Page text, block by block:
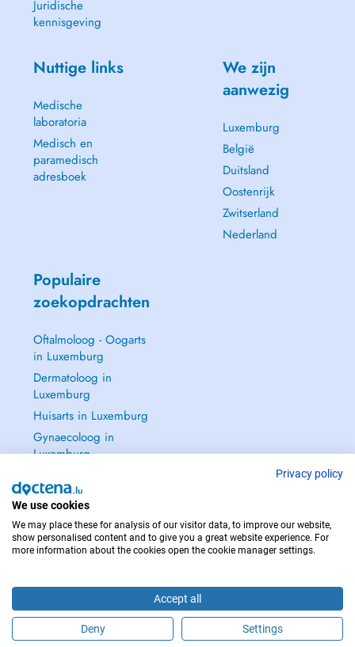
Maak online een afspraak
Juridische
kennisgeving
Nuttige links
Medische
laboratoria
Medisch en
paramedisch
adresboek
We zijn
aanwezig
Luxemburg
België
Duitsland
Oostenrijk
Zwitserland
Nederland
Populaire
zoekopdrachten
Oftalmoloog - Oogarts
in Luxemburg
Dermatoloog in
Luxemburg
Huisarts in Luxemburg
Gynaecoloog in
Luxemburg
NEEM IN GEVAL VAN NOOD CONTACT OP MET : 112
Privacy policy
We use cookies
We may place these for analysis of our visitor data, to improve our website,
show personalised content and to give you a great website experience. For
more information about the cookies open the cookie manager settings.
Accept all
Deny Settings